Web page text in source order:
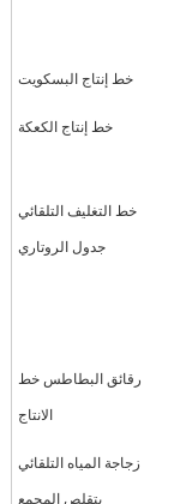
خط إنتاج البسكويت
خط إنتاج الكعكة
خط التغليف التلقائي
جدول الروتاري
رقائق البطاطس خط
الانتاج
زجاجة المياه التلقائي
يتقلص المجمع